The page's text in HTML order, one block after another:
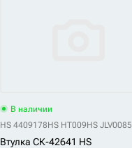
В наличии
HS 4409178HS HT009HS JLV0085
Втулка СК-42641 HS